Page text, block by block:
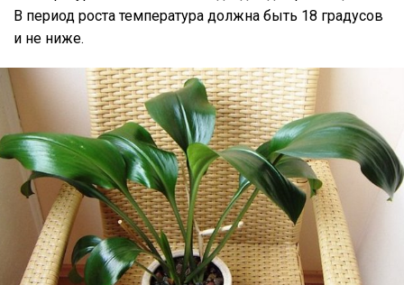
В период роста температура должна быть 18 градусов
и не ниже.